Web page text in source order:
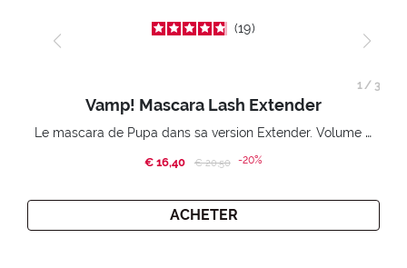
19
Vamp! Mascara Lash Extender
Le mascara de Pupa dans sa version Extender. Volume extension 3D. Des cils amplifiés et liftés à l’infini.
€ 16,40 Price reduced from
€ 20,50to-20%
ACHETER
1/ 3